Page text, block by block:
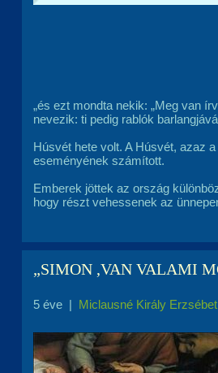
„és ezt mondta nekik: „Meg van
nevezik: ti pedig rablók
Húsvét hete volt. A Húsvét, azaz
eseményének számított.
Emberek jöttek az ország
hogy részt vehessenek az
„SIMON ,VAN VALAMI
5 éve | Miclausné Király Erzsébet